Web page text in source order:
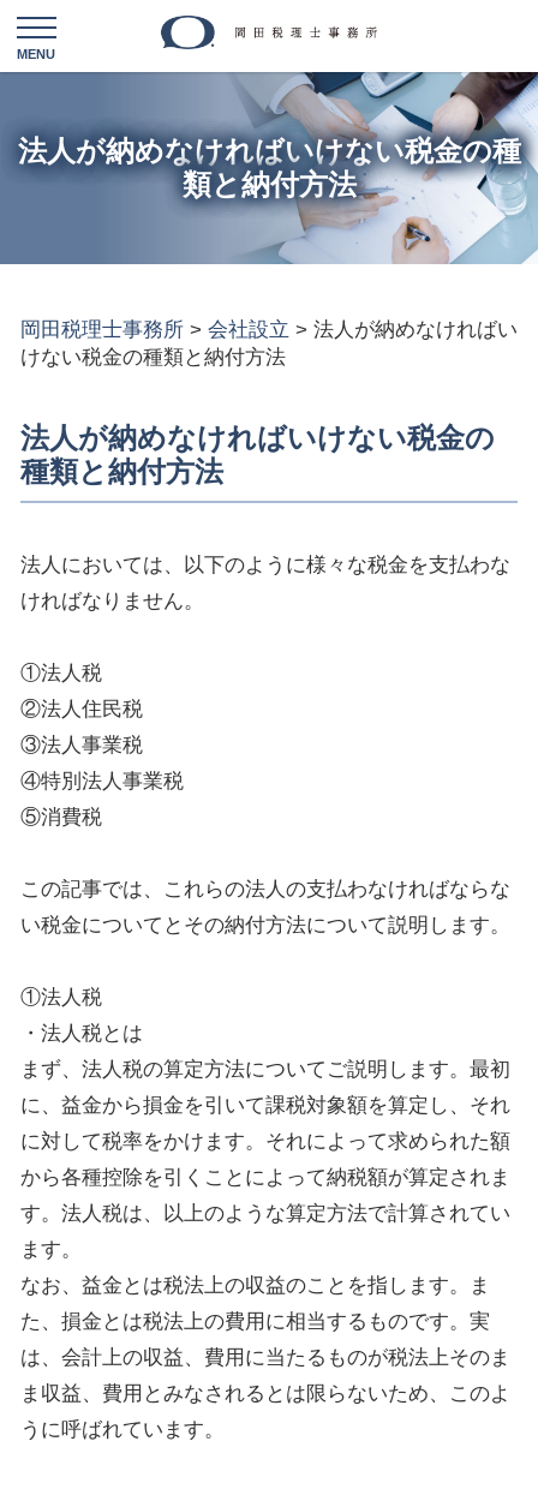
法人が納めなければいけない税金の種
類と納付方法
岡田税理士事務所 > 会社設立 > 法人が納めなければい
けない税金の種類と納付方法
法人が納めなければいけない税金の
種類と納付方法
法人においては、以下のように様々な税金を支払わな
ければなりません。
①法人税
②法人住民税
③法人事業税
④特別法人事業税
⑤消費税
この記事では、これらの法人の支払わなければならな
い税金についてとその納付方法について説明します。
①法人税
・法人税とは
まず、法人税の算定方法についてご説明します。最初
に、益金から損金を引いて課税対象額を算定し、それ
に対して税率をかけます。それによって求められた額
から各種控除を引くことによって納税額が算定されま
す。法人税は、以上のような算定方法で計算されてい
ます。
なお、益金とは税法上の収益のことを指します。ま
た、損金とは税法上の費用に相当するものです。実
は、会計上の収益、費用に当たるものが税法上そのま
ま収益、費用とみなされるとは限らないため、このよ
うに呼ばれています。